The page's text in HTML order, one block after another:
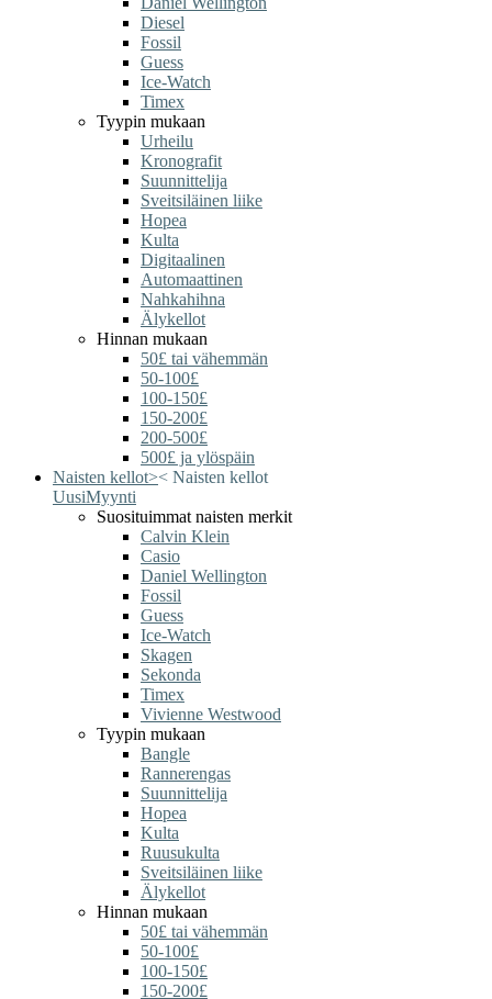
Diesel
Fossil
Guess
Ice-Watch
Timex
Tyypin mukaan
Urheilu
Kronografit
Suunnittelija
Sveitsiläinen liike
Hopea
Kulta
Digitaalinen
Automaattinen
Nahkahihna
Älykellot
Hinnan mukaan
50£ tai vähemmän
50-100£
100-150£
150-200£
200-500£
500£ ja ylöspäin
Naisten kellot>< Naisten kellot
UusiMyynti
Suosituimmat naisten merkit
Calvin Klein
Casio
Daniel Wellington
Fossil
Guess
Ice-Watch
Skagen
Sekonda
Timex
Vivienne Westwood
Tyypin mukaan
Bangle
Rannerengas
Suunnittelija
Hopea
Kulta
Ruusukulta
Sveitsiläinen liike
Älykellot
Hinnan mukaan
50£ tai vähemmän
50-100£
100-150£
150-200£